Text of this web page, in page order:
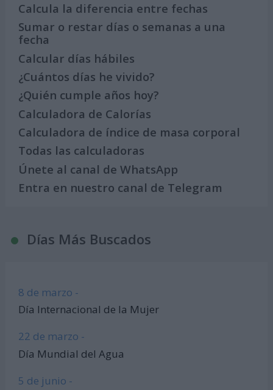
Calcula la diferencia entre fechas
Sumar o restar días o semanas a una
fecha
Calcular días hábiles
¿Cuántos días he vivido?
¿Quién cumple años hoy?
Calculadora de Calorías
Calculadora de índice de masa corporal
Todas las calculadoras
Únete al canal de WhatsApp
Entra en nuestro canal de Telegram
Días Más Buscados
8 de marzo -
Día Internacional de la Mujer
22 de marzo -
Día Mundial del Agua
5 de junio -